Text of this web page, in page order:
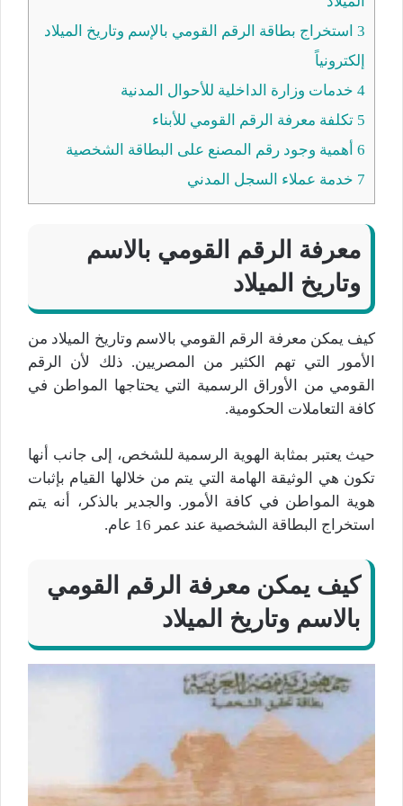
3 استخراج بطاقة الرقم القومي بالإسم وتاريخ الميلاد
إلكترونياً
4 خدمات وزارة الداخلية للأحوال المدنية
5 تكلفة معرفة الرقم القومي للأبناء
6 أهمية وجود رقم المصنع على البطاقة الشخصية
7 خدمة عملاء السجل المدني
معرفة الرقم القومي بالاسم
وتاريخ الميلاد
كيف يمكن معرفة الرقم القومي بالاسم وتاريخ الميلاد من
الأمور التي تهم الكثير من المصريين. ذلك لأن الرقم
القومي من الأوراق الرسمية التي يحتاجها المواطن في
كافة التعاملات الحكومية.
حيث يعتبر بمثابة الهوية الرسمية للشخص، إلى جانب أنها
تكون هي الوثيقة الهامة التي يتم من خلالها القيام بإثبات
هوية المواطن في كافة الأمور. والجدير بالذكر، أنه يتم
استخراج البطاقة الشخصية عند عمر 16 عام.
كيف يمكن معرفة الرقم القومي
بالاسم وتاريخ الميلاد